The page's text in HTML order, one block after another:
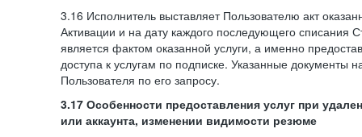
3.16 Исполнитель выставляет Пользователю акт
Активации и на дату каждого последующего списания
является фактом оказанной услуги, а именно
доступа к услугам по подписке. Указанные документы
Пользователя по его запросу.
3.17 Особенности предоставления услуг при
или аккаунта, изменении видимости резюме